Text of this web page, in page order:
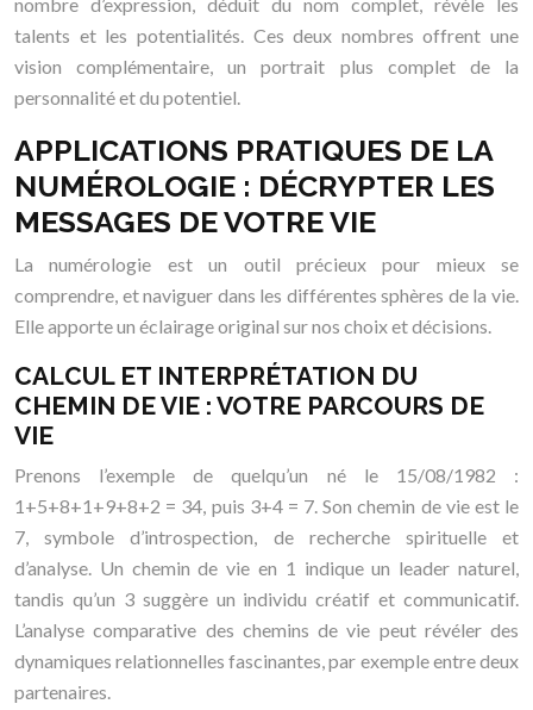
talents et les potentialités. Ces deux nombres offrent une
vision complémentaire, un portrait plus complet de la
personnalité et du potentiel.
APPLICATIONS PRATIQUES DE LA
NUMÉROLOGIE : DÉCRYPTER LES
MESSAGES DE VOTRE VIE
La numérologie est un outil précieux pour mieux se
comprendre, et naviguer dans les différentes sphères de la vie.
Elle apporte un éclairage original sur nos choix et décisions.
CALCUL ET INTERPRÉTATION DU
CHEMIN DE VIE : VOTRE PARCOURS DE
VIE
Prenons l’exemple de quelqu’un né le 15/08/1982 :
1+5+8+1+9+8+2 = 34, puis 3+4 = 7. Son chemin de vie est le
7, symbole d’introspection, de recherche spirituelle et
d’analyse. Un chemin de vie en 1 indique un leader naturel,
tandis qu’un 3 suggère un individu créatif et communicatif.
L’analyse comparative des chemins de vie peut révéler des
dynamiques relationnelles fascinantes, par exemple entre deux
partenaires.